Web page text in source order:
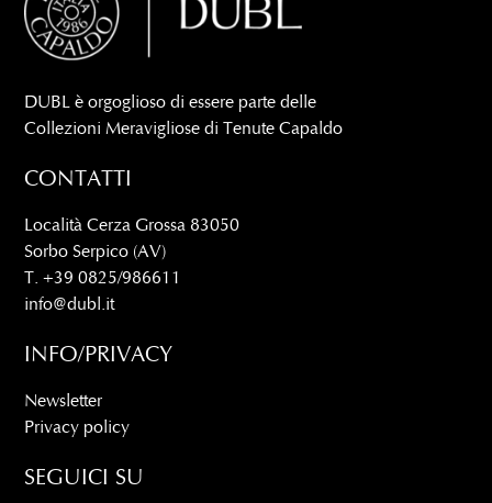
DUBL è orgoglioso di essere parte delle
Collezioni Meravigliose di Tenute Capaldo
CONTATTI
Località Cerza Grossa 83050
Sorbo Serpico (AV)
T. +39 0825/986611
info@dubl.it
INFO/PRIVACY
Newsletter
Privacy policy
SEGUICI SU